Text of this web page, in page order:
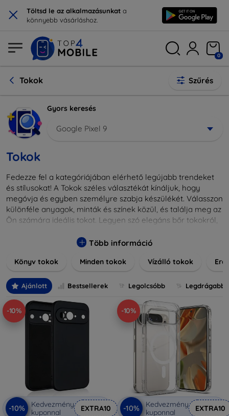
× Töltsd le az alkalmazásunkat a
könnyebb vásárláshoz.
0
Tokok Szűrés
Gyors keresés
Google Pixel 9
Tokok
Fedezze fel a kategóriájában elérhető legújabb trendeket
és stílusokat! A Tokok széles választékát kínáljuk, hogy
megóvja és egyben személyre szabja készülékét. Válasszon
különféle anyagok, minták és színek közül, és találja meg az
Ön számára ideális tokot. Legyen szó elegáns bőr tokokról,
nálunk mindenki megtalálja a stílusához leginkább illő
különlegesebbé eszközeit a tökéletes tokkal!
Több információ
Könyv tokok Minden tokok Vízálló tokok
Ajánlott Bestsellerek Legolcsóbb Legdrágabb
-10%
-10%
Kedvezmény
kuponnal
EXTRA10
-10%
-10%
Kedvezmény
kuponnal
EXTRA10